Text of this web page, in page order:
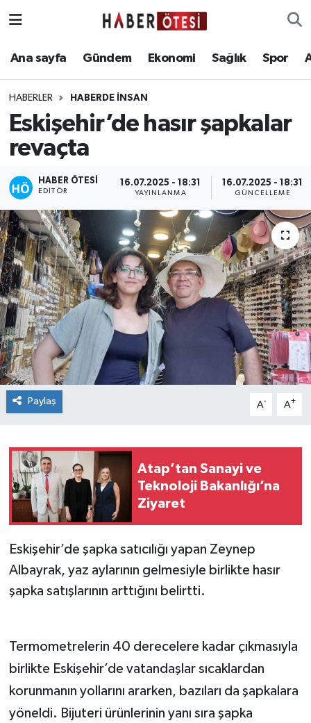
Ana sayfa Gündem Ekonomi Sağlık Spor
HABERLER HABERDE İNSAN
Eskişehir’de hasır şapkalar
revaçta
HABER ÖTESI
EDITÖR
16.07.2025 - 18:31
YAYINLANMA
16.07.2025 - 18:31
GÜNCELLEME
Paylaş A- A+
Atap’tan Sanayi ve
Teknoloji Bakanlığı’na
Ziyaret
Eskişehir’de şapka satıcılığı yapan Zeynep
Albayrak, yaz aylarının gelmesiyle birlikte hasır
şapka satışlarının arttığını belirtti.
Termometrelerin 40 derecelere kadar çıkmasıyla
birlikte Eskişehir’de vatandaşlar sıcaklardan
korunmanın yollarını ararken, bazıları da şapkalara
yöneldi. Bijuteri ürünlerinin yanı sıra şapka
Ana sayfa
Ekonomi
Sağlık
Spor
Asayiş
Teknoloji
Eskişehir Nöbetçi Eczaneler
Eskişehir Namaz Vakitleri
Eskişehir Trafik Yoğunluk Haritası
Süper Lig Puan Durumu ve Fikstür
Tüm Manşetler
Son Dakika Haberleri
Haber Arşivi